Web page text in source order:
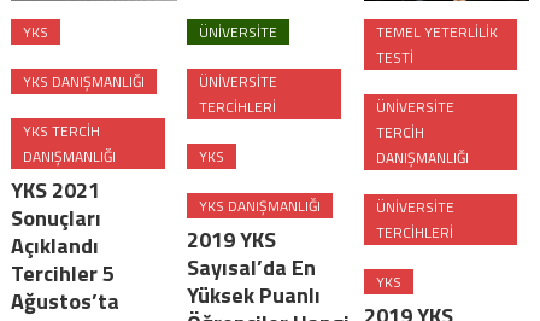
YKS
YKS DANIŞMANLIĞI
YKS TERCIH
DANIŞMANLIĞI
YKS 2021
Sonuçları
Açıklandı
Tercihler 5
Ağustos’ta
ÜNIVERSITE
ÜNIVERSITE
TERCIHLERI
YKS
YKS DANIŞMANLIĞI
2019 YKS
Sayısal’da En
Yüksek Puanlı
TEMEL YETERLILIK
TESTI
ÜNIVERSITE
TERCIH
DANIŞMANLIĞI
ÜNIVERSITE
TERCIHLERI
YKS